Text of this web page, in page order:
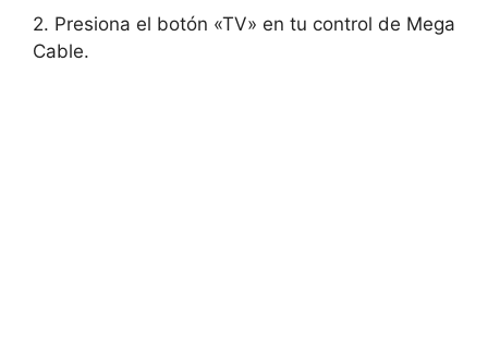
2. Presiona el botón «TV» en tu control de Mega
Cable.